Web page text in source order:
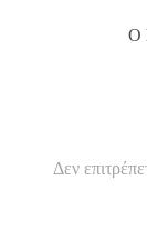
Ο
Ο Γεν.
Δεν